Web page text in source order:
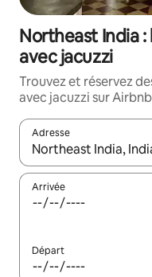
Northeast India
avec jacuzzi
Trouvez et réservez
avec jacuzzi sur Airbnb
Adresse
Lorsque les résultats
Arrivée
Départ